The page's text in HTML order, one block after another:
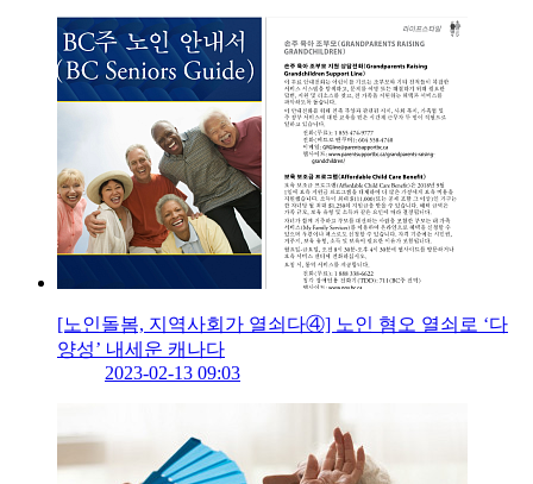
[노인돌봄, 지역사회가 열쇠다④] 노인 혐오 열쇠로 ‘다
양성’ 내세운 캐나다
2023-02-13 09:03